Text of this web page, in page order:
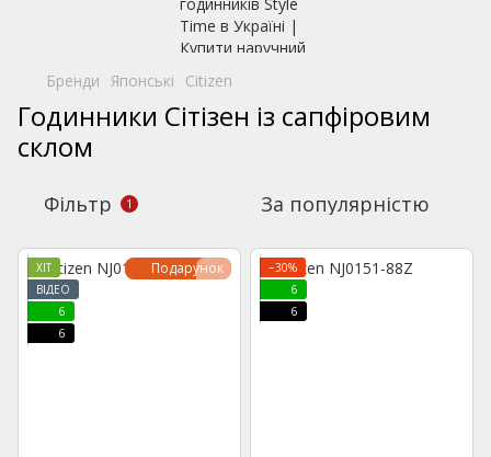
Бренди Японські Citizen
Годинники Сітізен із сапфіровим
склом
Фільтр 1 За популярністю
Подарунок
ХІТ
ВІДЕО
6
6
−30%
6
6